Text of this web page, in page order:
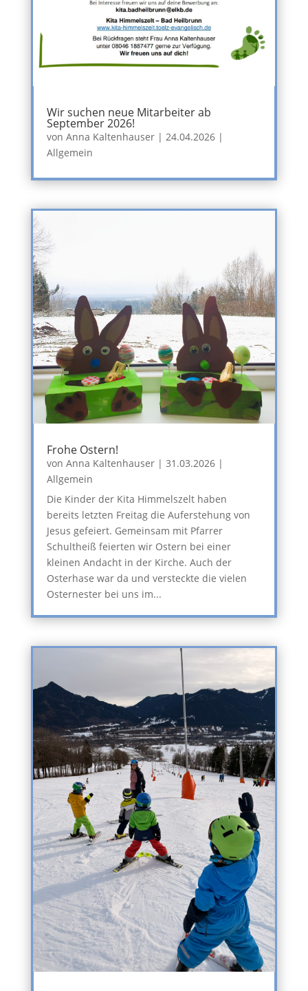
Wir suchen neue Mitarbeiter ab
September 2026!
von Anna Kaltenhauser| 24.04.2026|
Allgemein
Frohe Ostern!
von Anna Kaltenhauser| 31.03.2026|
Allgemein
Die Kinder der Kita Himmelszelt haben
bereits letzten Freitag die Auferstehung von
Jesus gefeiert. Gemeinsam mit Pfarrer
Schultheiß feierten wir Ostern bei einer
kleinen Andacht in der Kirche. Auch der
Osterhase war da und versteckte die vielen
Osternester bei uns im...